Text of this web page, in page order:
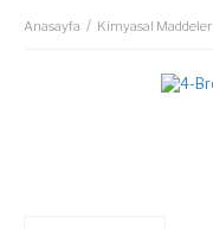
Anasayfa Kimyasal Maddeler